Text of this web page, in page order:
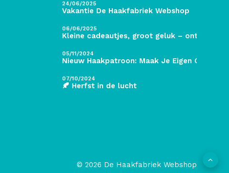
24/06/2025
Vakantie De Haakfabriek Webshop
06/06/2025
Kleine cadeautjes, groot geluk – ontdek de
05/11/2024
Nieuw Haakpatroon: Maak Je Eigen Gave
07/10/2024
🍂 Herfst in de lucht
© 2026 De Haakfabriek Webshop